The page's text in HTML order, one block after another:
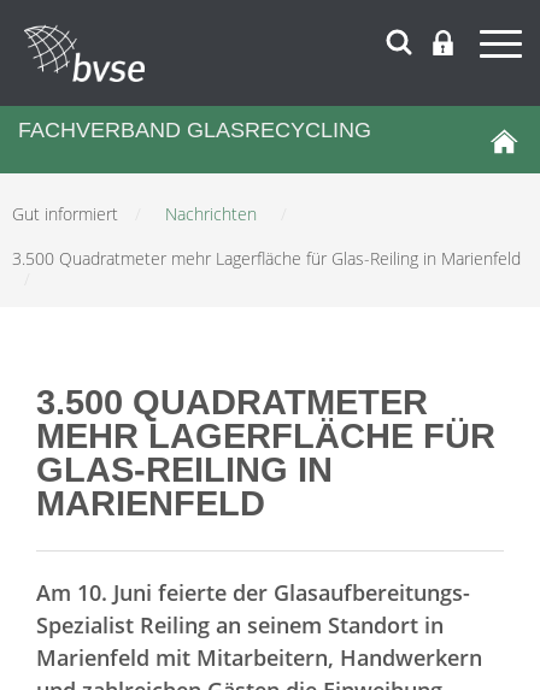
FACHVERBAND GLASRECYCLING
Gut informiert Nachrichten
3.500 Quadratmeter mehr Lagerfläche für Glas-Reiling in Marienfeld
3.500 QUADRATMETER
MEHR LAGERFLÄCHE FÜR
GLAS-REILING IN
MARIENFELD
Am 10. Juni feierte der Glasaufbereitungs-
Spezialist Reiling an seinem Standort in
Marienfeld mit Mitarbeitern, Handwerkern